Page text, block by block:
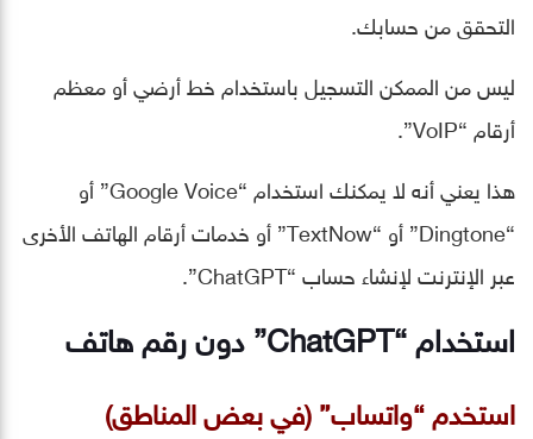
التحقق من حسابك.
ليس من الممكن التسجيل باستخدام خط أرضي أو معظم
أرقام “VoIP”.
هذا يعني أنه لا يمكنك استخدام “Google Voice” أو
“Dingtone” أو “TextNow” أو خدمات أرقام الهاتف الأخرى
عبر الإنترنت لإنشاء حساب “ChatGPT”.
استخدام “ChatGPT” دون رقم هاتف
استخدم “واتساب” (في بعض المناطق)